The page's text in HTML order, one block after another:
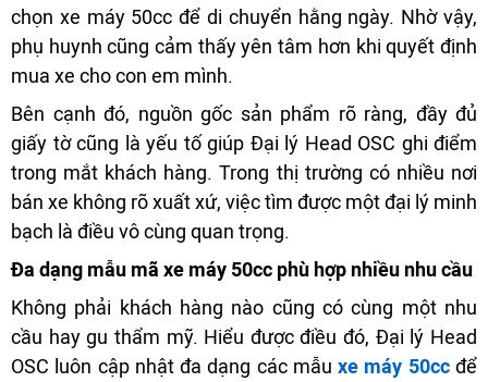
chọn xe máy 50cc để di chuyển hằng ngày. Nhờ vậy,
phụ huynh cũng cảm thấy yên tâm hơn khi quyết định
mua xe cho con em mình.
Bên cạnh đó, nguồn gốc sản phẩm rõ ràng, đầy đủ
giấy tờ cũng là yếu tố giúp Đại lý Head OSC ghi điểm
trong mắt khách hàng. Trong thị trường có nhiều nơi
bán xe không rõ xuất xứ, việc tìm được một đại lý minh
bạch là điều vô cùng quan trọng.
Đa dạng mẫu mã xe máy 50cc phù hợp nhiều nhu cầu
Không phải khách hàng nào cũng có cùng một nhu
cầu hay gu thẩm mỹ. Hiểu được điều đó, Đại lý Head
OSC luôn cập nhật đa dạng các mẫuxe máy 50ccđể